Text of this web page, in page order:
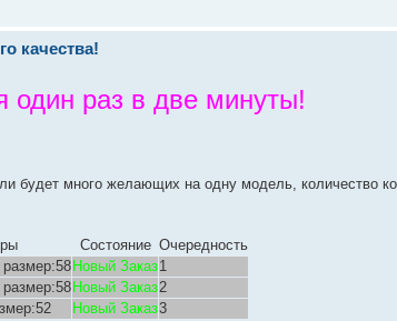
качества!
раз в две минуты!
будет много желающих на одну модель, количество
Состояние Очередность
Новый Заказ1
Новый Заказ2
Новый Заказ3